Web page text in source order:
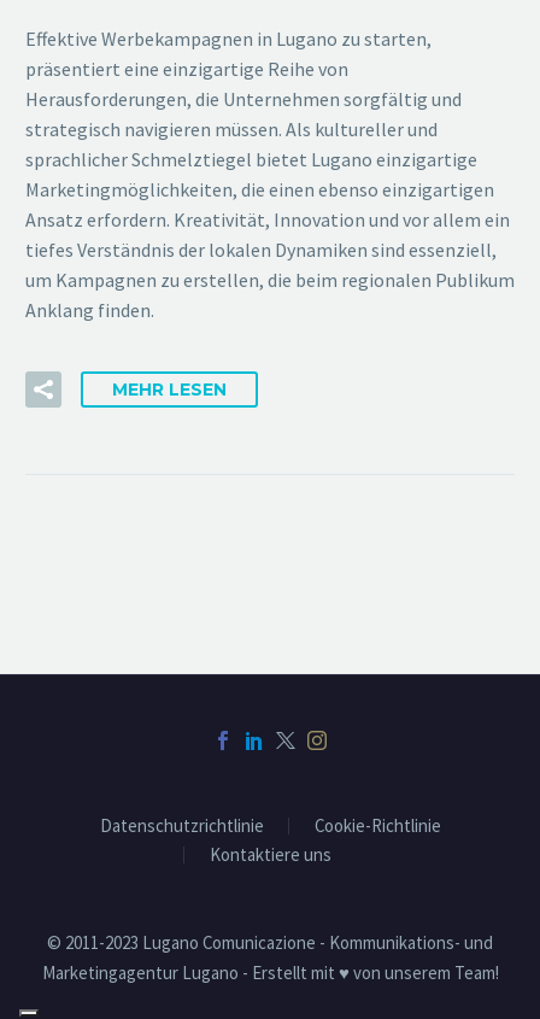
Effektive Werbekampagnen in Lugano zu starten,
präsentiert eine einzigartige Reihe von
Herausforderungen, die Unternehmen sorgfältig und
strategisch navigieren müssen. Als kultureller und
sprachlicher Schmelztiegel bietet Lugano einzigartige
Marketingmöglichkeiten, die einen ebenso einzigartigen
Ansatz erfordern. Kreativität, Innovation und vor allem ein
tiefes Verständnis der lokalen Dynamiken sind essenziell,
um Kampagnen zu erstellen, die beim regionalen Publikum
Anklang finden.
MEHR LESEN
Datenschutzrichtlinie
Cookie-Richtlinie
Kontaktiere uns
© 2011-2023 Lugano Comunicazione - Kommunikations- und
Marketingagentur Lugano - Erstellt mit ♥ von unserem Team!